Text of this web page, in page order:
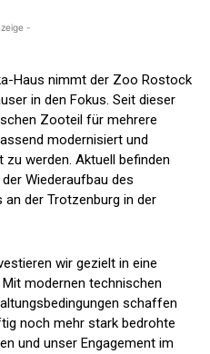
-
Haus nimmt der Zoo Rostock
in den Fokus. Seit dieser
Zooteil für mehrere
modernisiert und
werden. Aktuell befinden
Wiederaufbau des
der Trotzenburg in der
wir gezielt in eine
modernen technischen
schaffen
noch mehr stark bedrohte
und unser Engagement im